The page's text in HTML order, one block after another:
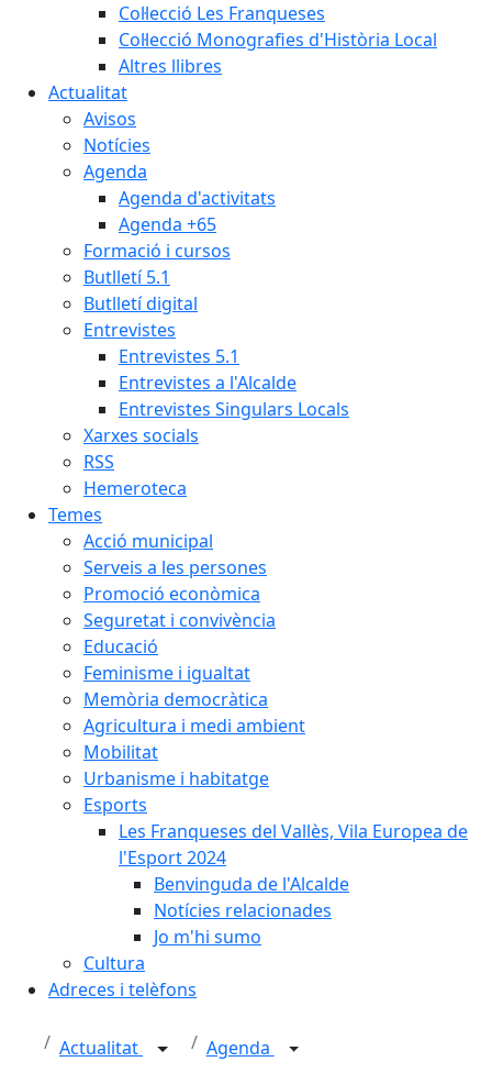
Col·lecció Les Franqueses
Col·lecció Monografies d'Història Local
Altres llibres
Actualitat
Avisos
Notícies
Agenda
Agenda d'activitats
Agenda +65
Formació i cursos
Butlletí 5.1
Butlletí digital
Entrevistes
Entrevistes 5.1
Entrevistes a l'Alcalde
Entrevistes Singulars Locals
Xarxes socials
RSS
Hemeroteca
Temes
Acció municipal
Serveis a les persones
Promoció econòmica
Seguretat i convivència
Educació
Feminisme i igualtat
Memòria democràtica
Agricultura i medi ambient
Mobilitat
Urbanisme i habitatge
Esports
Les Franqueses del Vallès, Vila Europea de
l'Esport 2024
Benvinguda de l'Alcalde
Notícies relacionades
Jo m'hi sumo
Cultura
Adreces i telèfons
Actualitat Agenda